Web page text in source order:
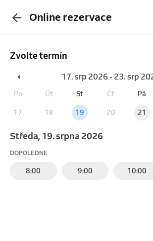
Online rezervace
Zvolte termín
17. srp 2026 - 23. srp
Po Út St Čt Pá
17 18 19 20 21
středa, 19. srpna 2026
DOPOLEDNE
8:00 9:00 10:00